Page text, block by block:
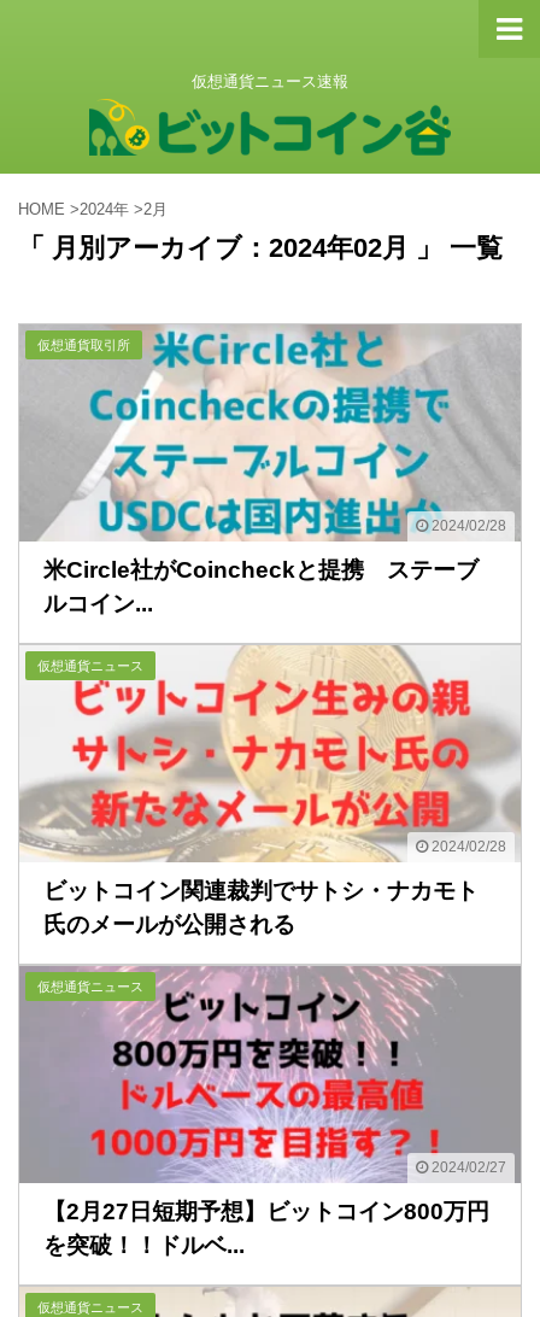
仮想通貨ニュース速報
HOME >2024年 >2月
「 月別アーカイブ：2024年02月 」 一覧
2024/02/28
仮想通貨取引所
米Circle社がCoincheckと提携 ステーブ
ルコイン...
2024/02/28
仮想通貨ニュース
ビットコイン関連裁判でサトシ・ナカモト
氏のメールが公開される
2024/02/27
仮想通貨ニュース
【2月27日短期予想】ビットコイン800万円
を突破！！ドルベ...
仮想通貨ニュース